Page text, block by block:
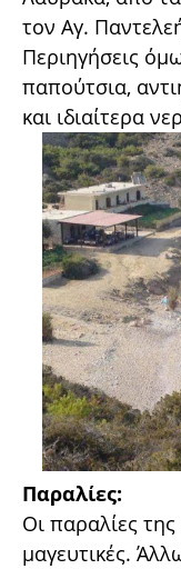
τον Αγ.
Περιηγήσεις
παπούτσια,
και ιδιαίτερα
Παραλίες:
Οι παραλίες
μαγευτικές.